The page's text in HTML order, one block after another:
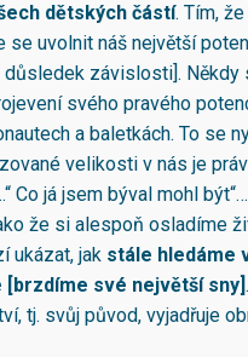
dětských částí. Tím,
uvolnit náš největší
závislosti]. Někdy
svého pravého
a baletkách. To se
velikosti v nás je
Co já jsem býval mohl
že si alespoň osladíme
ukázat, jak stále hledáme
své největší sny]
tj. svůj původ, vyjadřuje